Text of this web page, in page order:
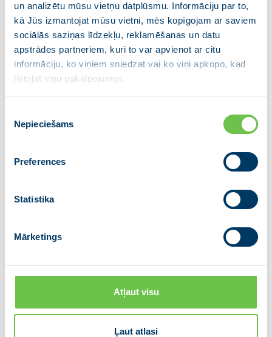
un analizētu mūsu vietņu datplūsmu. Informāciju par to,
kā Jūs izmantojat mūsu vietni, mēs kopīgojam ar saviem
sociālās saziņas līdzekļu, reklamēšanas un datu
apstrādes partneriem, kuri to var apvienot ar citu
informāciju, ko viņiem sniedzat vai ko viņi apkopo, kad
lietojat viņu pakalpojumus.
izvēle
Nepieciešams
Preferences
Statistika
Mārketings
Atļaut visu
Ļaut atlasi